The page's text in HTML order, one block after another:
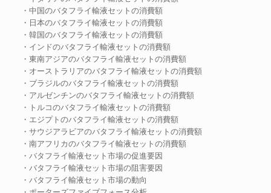
・中国のバタフライ輸液セットの消費額
・日本のバタフライ輸液セットの消費額
・韓国のバタフライ輸液セットの消費額
・インドのバタフライ輸液セットの消費額
・東南アジアのバタフライ輸液セットの消費額
・オーストラリアのバタフライ輸液セットの消費額
・ブラジルのバタフライ輸液セットの消費額
・アルゼンチンのバタフライ輸液セットの消費額
・トルコのバタフライ輸液セットの消費額
・エジプトのバタフライ輸液セットの消費額
・サウジアラビアのバタフライ輸液セットの消費額
・南アフリカのバタフライ輸液セットの消費額
・バタフライ輸液セット市場の促進要因
・バタフライ輸液セット市場の阻害要因
・バタフライ輸液セット市場の動向